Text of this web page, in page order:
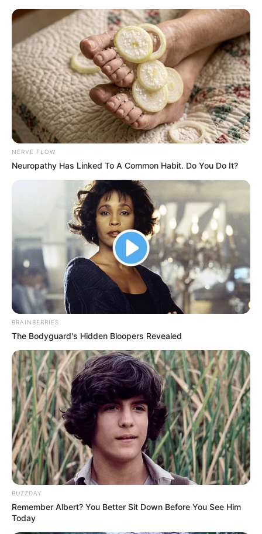
Home >
NERVE FLOW
Neuropathy Has Linked To A Common Habit. Do You Do It?
BRAINBERRIES
The Bodyguard's Hidden Bloopers Revealed
BUZZDAY
Remember Albert? You Better Sit Down Before You See Him
Today